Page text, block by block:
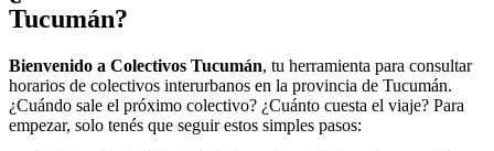
Tucumán?
Bienvenido a Colectivos Tucumán, tu herramienta para consultar
horarios de colectivos interurbanos en la provincia de Tucumán.
¿Cuándo sale el próximo colectivo? ¿Cuánto cuesta el viaje? Para
empezar, solo tenés que seguir estos simples pasos: